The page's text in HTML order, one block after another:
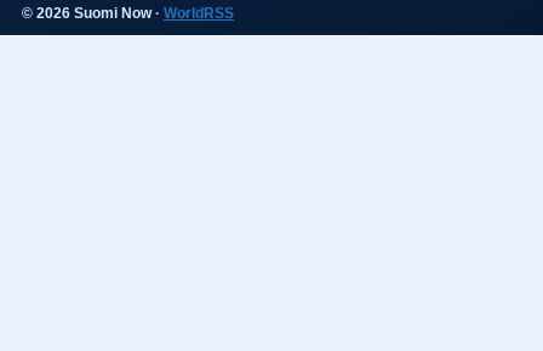
© 2026 Suomi Now · WorldRSS